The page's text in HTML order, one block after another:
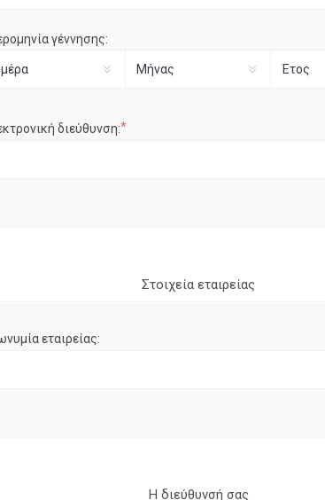
γέννησης:
διεύθυνση:*
Στοιχεία εταιρείας
εταιρείας:
Η διεύθυνσή σας